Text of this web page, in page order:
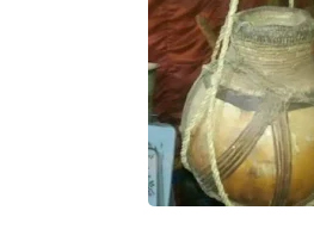
خواطر قصصية
صور
علوم وبحوث
فيديو